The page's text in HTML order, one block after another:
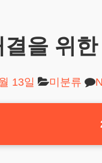
을 위
13일 미분류